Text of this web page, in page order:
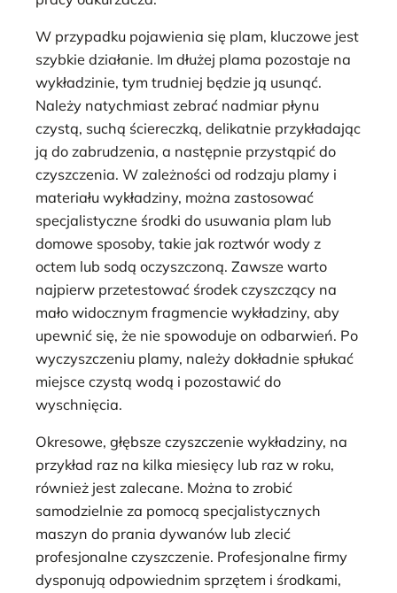
W przypadku pojawienia się plam, kluczowe jest
szybkie działanie. Im dłużej plama pozostaje na
wykładzinie, tym trudniej będzie ją usunąć.
Należy natychmiast zebrać nadmiar płynu
czystą, suchą ściereczką, delikatnie przykładając
ją do zabrudzenia, a następnie przystąpić do
czyszczenia. W zależności od rodzaju plamy i
materiału wykładziny, można zastosować
specjalistyczne środki do usuwania plam lub
domowe sposoby, takie jak roztwór wody z
octem lub sodą oczyszczoną. Zawsze warto
najpierw przetestować środek czyszczący na
mało widocznym fragmencie wykładziny, aby
upewnić się, że nie spowoduje on odbarwień. Po
wyczyszczeniu plamy, należy dokładnie spłukać
miejsce czystą wodą i pozostawić do
wyschnięcia.
Okresowe, głębsze czyszczenie wykładziny, na
przykład raz na kilka miesięcy lub raz w roku,
również jest zalecane. Można to zrobić
samodzielnie za pomocą specjalistycznych
maszyn do prania dywanów lub zlecić
profesjonalne czyszczenie. Profesjonalne firmy
dysponują odpowiednim sprzętem i środkami,